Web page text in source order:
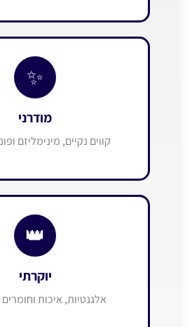
✨
מודרני
קווים נקיים, מינימליזם
👑
יוקרתי
אלגנטיות, איכות